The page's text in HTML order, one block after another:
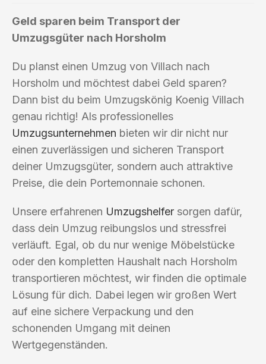
Geld sparen beim Transport der
Umzugsgüter nach Horsholm
Du planst einen Umzug von Villach nach
Horsholm und möchtest dabei Geld sparen?
Dann bist du beim Umzugskönig Koenig Villach
genau richtig! Als professionelles
Umzugsunternehmen bieten wir dir nicht nur
einen zuverlässigen und sicheren Transport
deiner Umzugsgüter, sondern auch attraktive
Preise, die dein Portemonnaie schonen.
Unsere erfahrenen Umzugshelfer sorgen dafür,
dass dein Umzug reibungslos und stressfrei
verläuft. Egal, ob du nur wenige Möbelstücke
oder den kompletten Haushalt nach Horsholm
transportieren möchtest, wir finden die optimale
Lösung für dich. Dabei legen wir großen Wert
auf eine sichere Verpackung und den
schonenden Umgang mit deinen
Wertgegenständen.